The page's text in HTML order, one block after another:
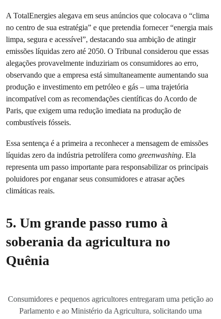
A TotalEnergies alegava em seus anúncios que colocava o “clima
no centro de sua estratégia” e que pretendia fornecer “energia mais
limpa, segura e acessível”, destacando sua ambição de atingir
emissões líquidas zero até 2050. O Tribunal considerou que essas
alegações provavelmente induziriam os consumidores ao erro,
observando que a empresa está simultaneamente aumentando sua
produção e investimento em petróleo e gás – uma trajetória
incompatível com as recomendações científicas do Acordo de
Paris, que exigem uma redução imediata na produção de
combustíveis fósseis.
Essa sentença é a primeira a reconhecer a mensagem de emissões
líquidas zero da indústria petrolífera como greenwashing. Ela
representa um passo importante para responsabilizar os principais
poluidores por enganar seus consumidores e atrasar ações
climáticas reais.
5. Um grande passo rumo à
soberania da agricultura no
Quênia
Consumidores e pequenos agricultores entregaram uma petição ao
Parlamento e ao Ministério da Agricultura, solicitando uma